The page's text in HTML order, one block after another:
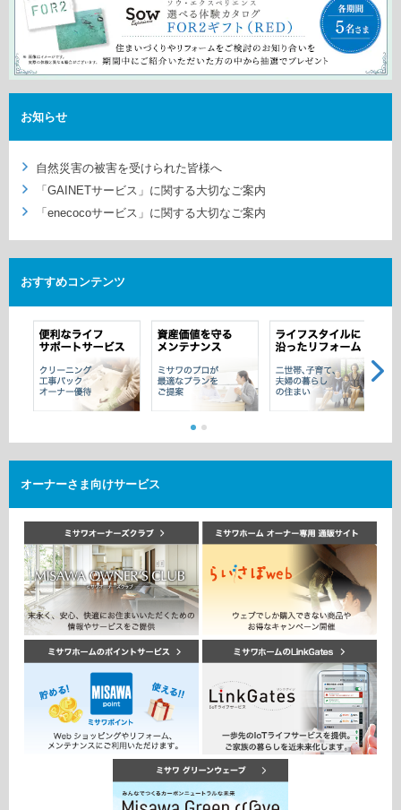
これから住まいをご検討の方
多彩な動画やこだわりが詰まった建築実例、注目の最新情報など、
住まいづくりを楽しく学べるデジタルラウンジです。
ミサワゼネラルソリューション
ミサワオーナーズクラブ
中途採用
障がい者採用
ウエルネス事業
海外事業
ミサワアイデンティティ
お知らせ
自然災害の被害を受けられた皆様へ
「GAINETサービス」に関する大切なご案内
「enecocoサービス」に関する大切なご案内
おすすめコンテンツ
オーナーさま向けサービス